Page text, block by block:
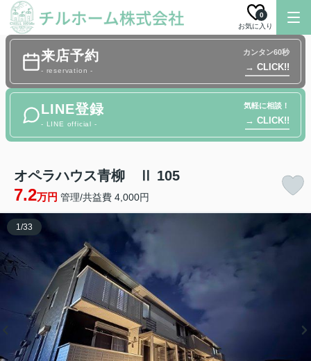
お気に入り
0
来店予約
- reservation -
カンタン60秒
→ CLICK!!
LINE登録
- LINE official -
気軽に相談！
→ CLICK!!
オペラハウス青柳 Ⅱ 105
7.2万円 管理/共益費 4,000円
1/33